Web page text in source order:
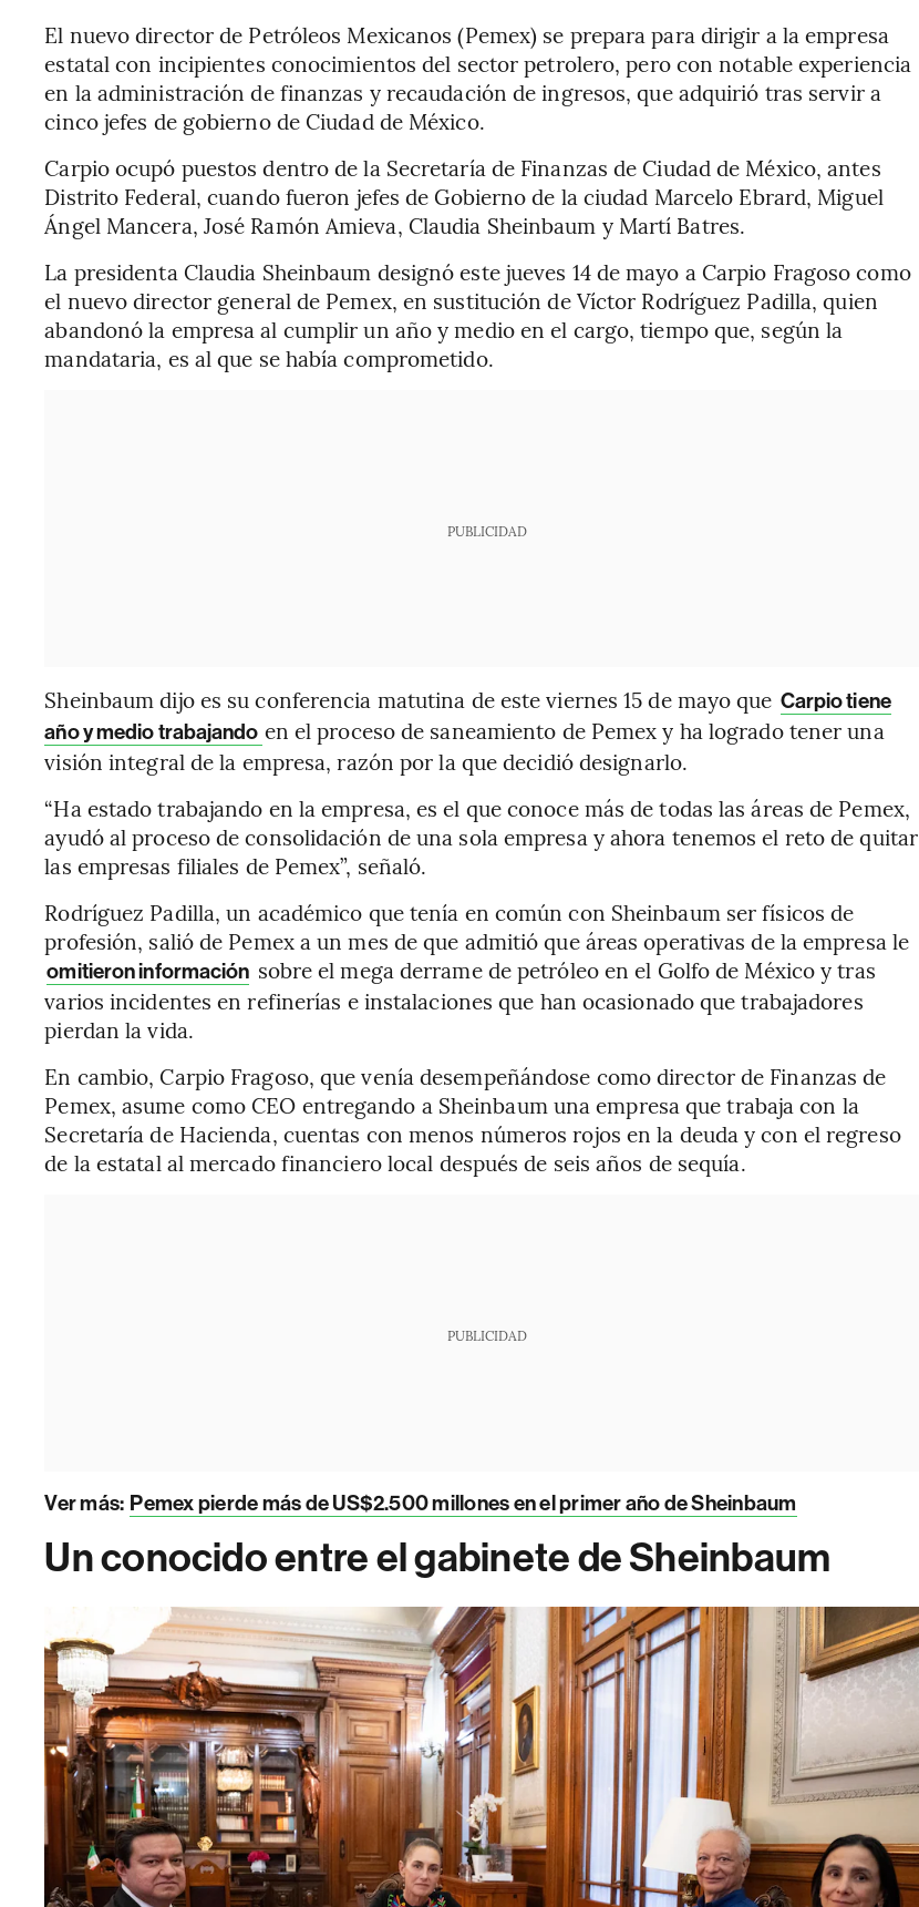
El nuevo director de Petróleos Mexicanos (Pemex) se prepara para dirigir a la empresa
estatal con incipientes conocimientos del sector petrolero, pero con notable experiencia
en la administración de finanzas y recaudación de ingresos, que adquirió tras servir a
cinco jefes de gobierno de Ciudad de México.
Carpio ocupó puestos dentro de la Secretaría de Finanzas de Ciudad de México, antes
Distrito Federal, cuando fueron jefes de Gobierno de la ciudad Marcelo Ebrard, Miguel
Ángel Mancera, José Ramón Amieva, Claudia Sheinbaum y Martí Batres.
La presidenta Claudia Sheinbaum designó este jueves 14 de mayo a Carpio Fragoso como
el nuevo director general de Pemex, en sustitución de Víctor Rodríguez Padilla, quien
abandonó la empresa al cumplir un año y medio en el cargo, tiempo que, según la
mandataria, es al que se había comprometido.
PUBLICIDAD
Sheinbaum dijo es su conferencia matutina de este viernes 15 de mayo que Carpio tiene
año y medio trabajando en el proceso de saneamiento de Pemex y ha logrado tener una
visión integral de la empresa, razón por la que decidió designarlo.
“Ha estado trabajando en la empresa, es el que conoce más de todas las áreas de Pemex,
ayudó al proceso de consolidación de una sola empresa y ahora tenemos el reto de quitar
las empresas filiales de Pemex”, señaló.
Rodríguez Padilla, un académico que tenía en común con Sheinbaum ser físicos de
profesión, salió de Pemex a un mes de que admitió que áreas operativas de la empresa le
omitieron información sobre el mega derrame de petróleo en el Golfo de México y tras
varios incidentes en refinerías e instalaciones que han ocasionado que trabajadores
pierdan la vida.
En cambio, Carpio Fragoso, que venía desempeñándose como director de Finanzas de
Pemex, asume como CEO entregando a Sheinbaum una empresa que trabaja con la
Secretaría de Hacienda, cuentas con menos números rojos en la deuda y con el regreso
de la estatal al mercado financiero local después de seis años de sequía.
PUBLICIDAD
Ver más: Pemex pierde más de US$2.500 millones en el primer año de Sheinbaum
Un conocido entre el gabinete de Sheinbaum